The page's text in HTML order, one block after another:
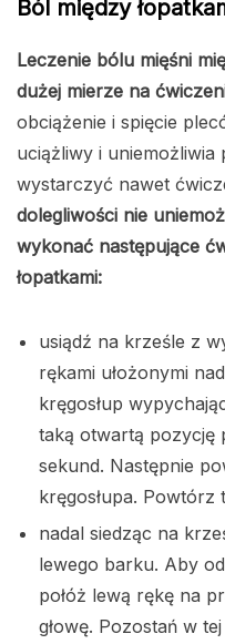
Ból między
Leczenie bólu mięśni
dużej mierze na
obciążenie i spięcie
uciążliwy i uniemożliwia
wystarczyć nawet
dolegliwości nie
wykonać następujące
łopatkami:
usiądź na krześle z
rękami ułożonymi
kręgosłup
taką otwartą pozycję
sekund. Następnie
kręgosłupa. Powtórz
nadal siedząc na
lewego barku. Aby
połóż lewą rękę na
głowę. Pozostań w